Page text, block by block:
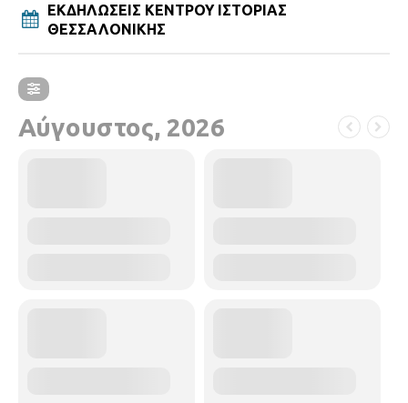
ΕΚΔΗΛΩΣΕΙΣ ΚΕΝΤΡΟΥ ΙΣΤΟΡΙΑΣ
ΘΕΣΣΑΛΟΝΙΚΗΣ
Αύγουστος, 2026